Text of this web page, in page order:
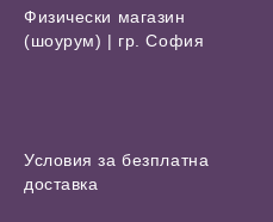
Физически магазин
(шоурум) | гр. София
Условия за безплатна
доставка